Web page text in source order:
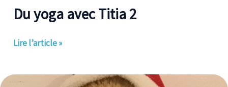
Du yoga avec Titia 2
Lire l’article »
3ème